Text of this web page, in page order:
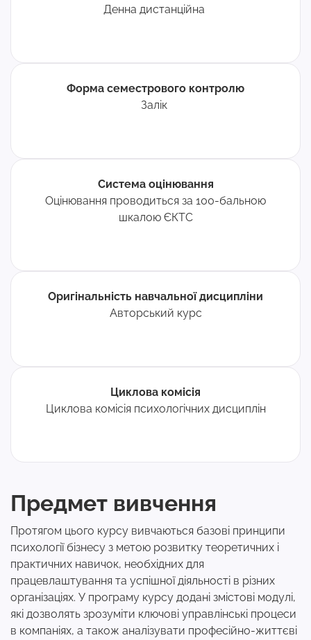
Денна дистанційна
Форма семестрового контролю
Залік
Система оцінювання
Оцінювання проводиться за 100-бальною
шкалою ЄКТС
Оригінальність навчальної дисципліни
Авторський курс
Циклова комісія
Циклова комісія психологічних дисциплін
Предмет вивчення
Протягом цього курсу вивчаються базові принципи
психології бізнесу з метою розвитку теоретичних і
практичних навичок, необхідних для
працевлаштування та успішної діяльності в різних
організаціях. У програму курсу додані змістові модулі,
які дозволять зрозуміти ключові управлінські процеси
в компаніях, а також аналізувати професійно-життєві